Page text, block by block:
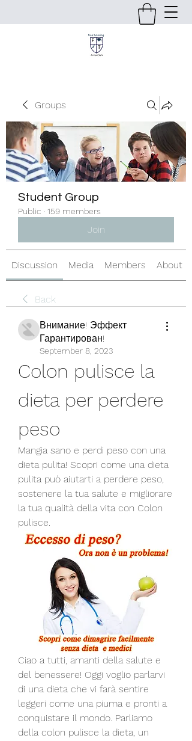
Groups
Student Group
Public · 159 members
Join
Discussion Media Members About
Back
Внимание! Эффект
Гарантирован!
September 8, 2023
Colon pulisce la
dieta per perdere
peso
Mangia sano e perdi peso con una
dieta pulita! Scopri come una dieta
pulita può aiutarti a perdere peso,
sostenere la tua salute e migliorare
la tua qualità della vita con Colon
pulisce.
Ciao a tutti, amanti della salute e
del benessere! Oggi voglio parlarvi
di una dieta che vi farà sentire
leggeri come una piuma e pronti a
conquistare il mondo. Parliamo
della colon pulisce la dieta, un